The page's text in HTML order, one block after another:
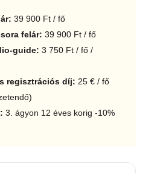
39 900 Ft / fő
felár: 39 900 Ft / fő
guide: 3 750 Ft / fő /
regisztrációs díj: 25 € / fő
3. ágyon 12 éves korig -10%